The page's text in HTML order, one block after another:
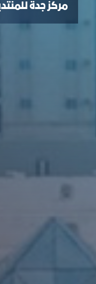
مركز جدة